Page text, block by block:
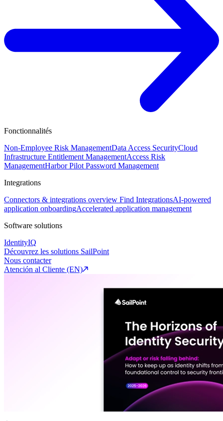
Fonctionnalités
Non-Employee Risk ManagementData Access SecurityCloud
Infrastructure Entitlement ManagementAccess Risk
ManagementHarbor Pilot Password Management
Integrations
Connectors & integrations overview Find IntegrationsAI-powered
application onboardingAccelerated application management
Software solutions
IdentityIQ
Découvrez les solutions SailPoint
Nous contacter
Atención al Cliente (EN)